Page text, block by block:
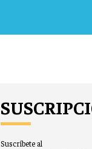
Suscríbete al